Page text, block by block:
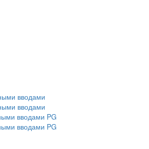
вводами
вводами
вводами PG
вводами PG